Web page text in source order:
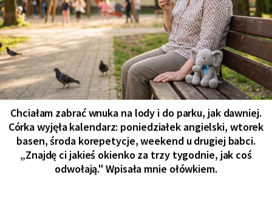
Chciałam zabrać wnuka na lody i do parku, jak dawniej.
Córka wyjęła kalendarz: poniedziałek angielski, wtorek
basen, środa korepetycje, weekend u drugiej babci.
„Znajdę ci jakieś okienko za trzy tygodnie, jak coś
odwołają." Wpisała mnie ołówkiem.